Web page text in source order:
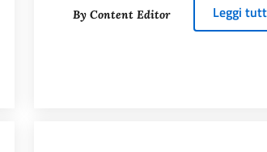
VISITA AL MUSEO NAZIONALE DELLA SCIENZA E
By Content Editor Leggi